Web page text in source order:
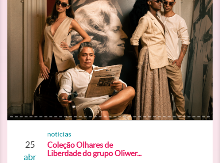
25
abr
noticias
Coleção Olhares de
Liberdade do grupo Oliwer...